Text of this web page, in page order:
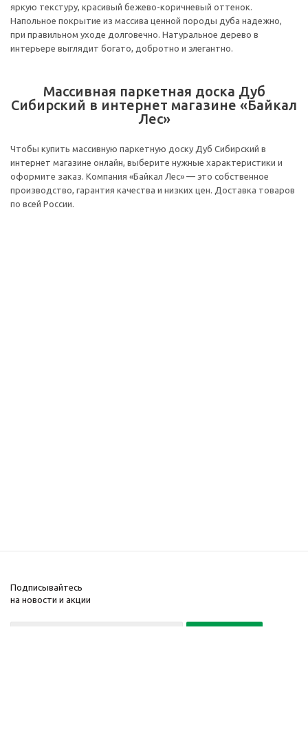
яркую текстуру, красивый бежево-коричневый оттенок.
Напольное покрытие из массива ценной породы дуба надежно,
при правильном уходе долговечно. Натуральное дерево в
интерьере выглядит богато, добротно и элегантно.
Массивная паркетная доска Дуб
Сибирский в интернет магазине «Байкал
Лес»
Чтобы купить массивную паркетную доску Дуб Сибирский в
интернет магазине онлайн, выберите нужные характеристики и
оформите заказ. Компания «Байкал Лес» — это собственное
производство, гарантия качества и низких цен. Доставка товаров
по всей России.
Подписывайтесь
на новости и акции